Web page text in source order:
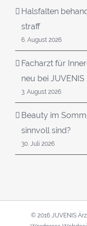
Halsfalten
straff
6. August 2026
Facharzt für
neu bei JUVENIS
3. August 2026
Beauty im
sinnvoll sind?
30. Juli 2026
© 2016 JUVENIS